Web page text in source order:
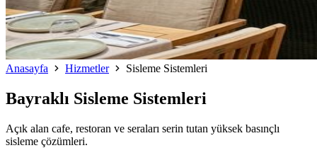
Anasayfa Hizmetler Sisleme Sistemleri
Bayraklı Sisleme Sistemleri
Açık alan cafe, restoran ve seraları serin tutan yüksek basınçlı
sisleme çözümleri.